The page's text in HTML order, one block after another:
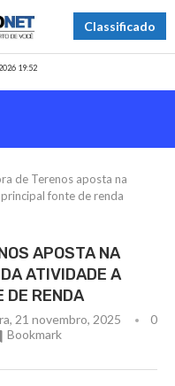
Classificado
19:52
de Terenos aposta na
fonte de renda
APOSTA NA
ATIVIDADE A
DE RENDA
21 novembro, 2025
0
Bookmark